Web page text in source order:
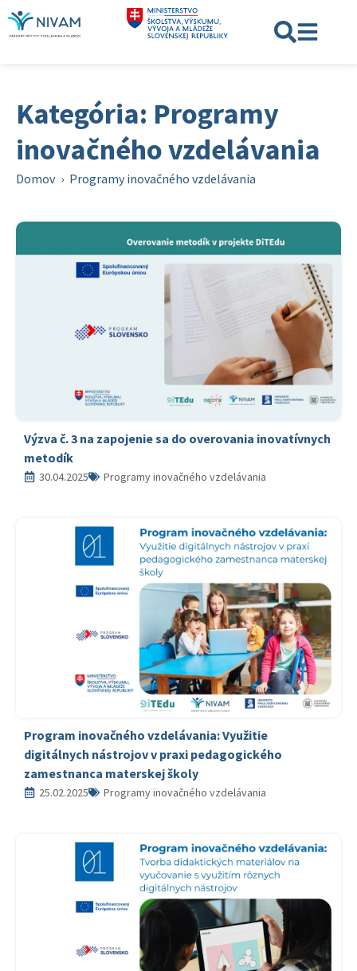
Kategória: Programy
inovačného vzdelávania
Domov › Programy inovačného vzdelávania
Výzva č. 3 na zapojenie sa do overovania inovatívnych
metodík
30.04.2025 Programy inovačného vzdelávania
Program inovačného vzdelávania: Využitie
digitálnych nástrojov v praxi pedagogického
zamestnanca materskej školy
25.02.2025 Programy inovačného vzdelávania